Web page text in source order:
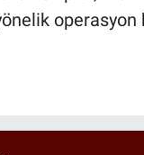
operasyon